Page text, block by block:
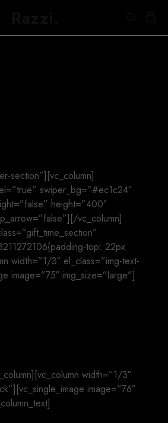
section”][vc_column]
swiper_bg=”#ec1c24″
height=”400″
vc_column]
top: 22px
width=”1/3″ el_class=”img-text-
image=”75″ img_size=”large”]
width=”1/3″
image=”76″